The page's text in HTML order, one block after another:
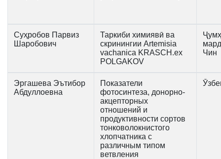
Суҳробов Парвиз
Шаробович
Таркиби химиявӣ ва
скринингии Artemisia
vachanica KRASCH.ex
POLGAKOV
Чин
Эргашева Эътибор
Абдуллоевна
Показатели
фотосинтеза, донорно-
акцепторных
отношений и
продуктивности сортов
тонковолокнистого
хлопчатника с
различным типом
ветвления